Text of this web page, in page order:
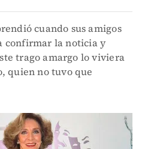
cuando sus amigos
confirmar la noticia y
trago amargo lo viviera
quien no tuvo que